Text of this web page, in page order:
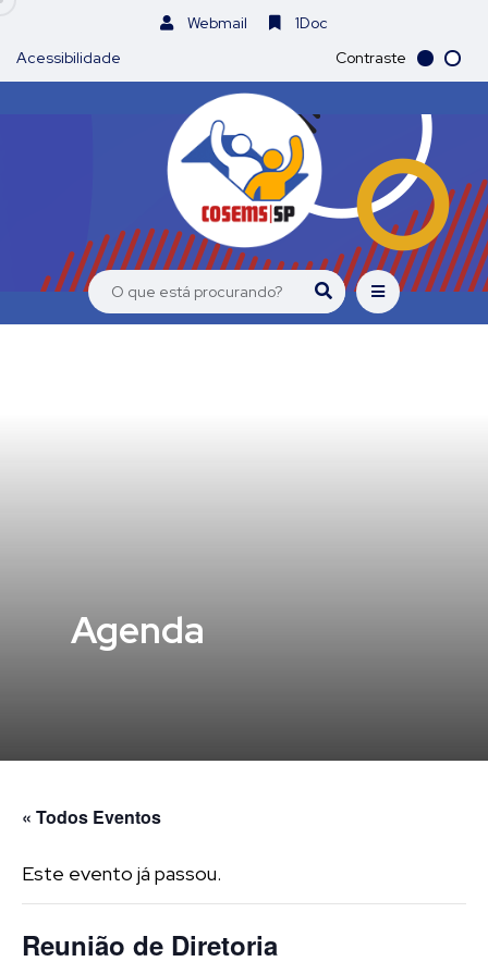
Webmail
1Doc
Acessibilidade
Contraste
Agenda
« Todos Eventos
Este evento já passou.
Reunião de Diretoria